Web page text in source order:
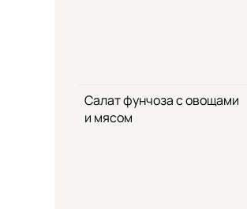
Салат фунчоза с овощами
и мясом